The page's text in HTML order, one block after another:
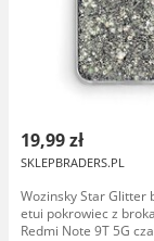
19,99 zł
SKLEPBRADERS.PL
Wozinsky Star Glitter
etui pokrowiec z
Redmi Note 9T 5G